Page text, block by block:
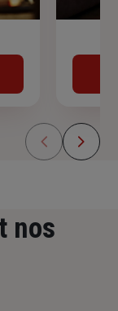
nos